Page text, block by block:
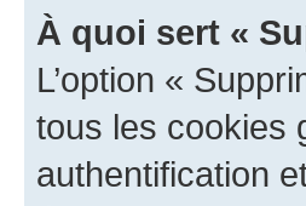
À quoi sert «
L’option «
tous les cookies
authentification